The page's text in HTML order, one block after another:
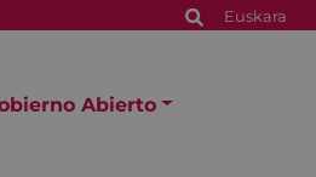
Euskara
Abierto